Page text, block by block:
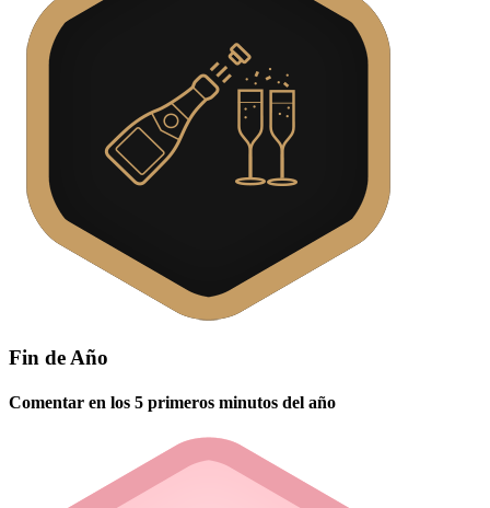
Fin de Año
Comentar en los 5 primeros minutos del año